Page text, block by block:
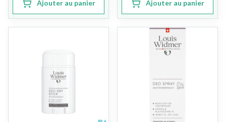
Ajouter au panier Ajouter au panier